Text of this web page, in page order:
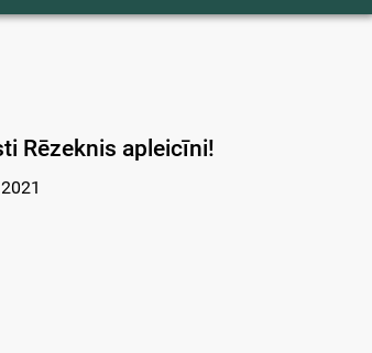
Rēzeknis apleicīni!